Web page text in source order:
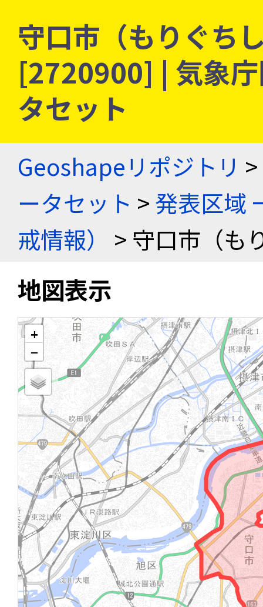
守口市（もりぐち
[2720900] | 気象
タセット
Geoshapeリポジトリ >
ータセット >発表区域
戒情報）
> 守口市（も
地図表示
+
−